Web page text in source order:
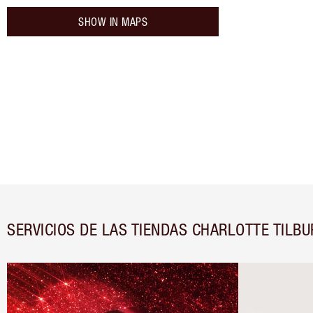
SHOW IN MAPS
SERVICIOS DE LAS TIENDAS CHARLOTTE